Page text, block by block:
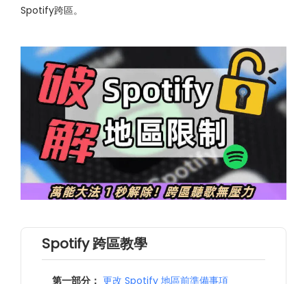
Spotify跨區。
Spotify 跨區教學
第一部分： 更改 Spotify 地區前準備事項